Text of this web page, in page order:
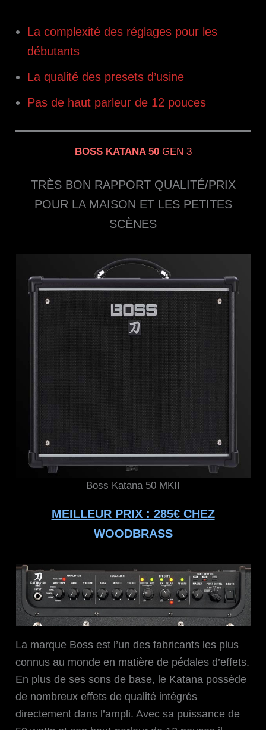
La complexité des réglages pour les
débutants
La qualité des presets d’usine
Pas de haut parleur de 12 pouces
BOSS KATANA 50 GEN 3
TRÈS BON RAPPORT QUALITÉ/PRIX
POUR LA MAISON ET LES PETITES
SCÈNES
Boss Katana 50 MKII
MEILLEUR PRIX : 285€ CHEZ
WOODBRASS
La marque Boss est l’un des fabricants les plus
connus au monde en matière de pédales d’effets.
En plus de ses sons de base, le Katana possède
de nombreux effets de qualité intégrés
directement dans l’ampli. Avec sa puissance de